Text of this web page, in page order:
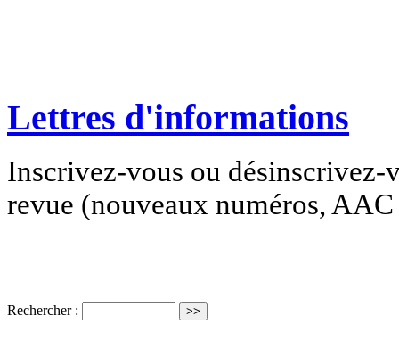
Lettres d'informations
Inscrivez-vous ou
revue (nouveaux numéros,
Rechercher :